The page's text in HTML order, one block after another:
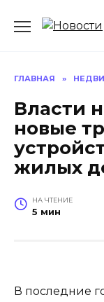
ГЛАВНАЯ »
Власти
новые
жилых
НА ЧТЕНИЕ
5 мин
В последние